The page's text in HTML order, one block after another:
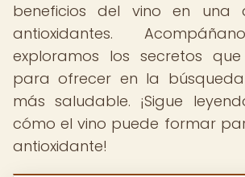
beneficios del vino en una
antioxidantes.
exploramos los secretos
para ofrecer en la
más saludable. ¡Sigue
cómo el vino puede formar
antioxidante!